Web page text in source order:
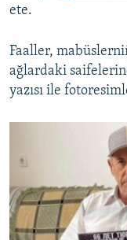
ete.
Faaller,
ağlardaki
yazısı ile